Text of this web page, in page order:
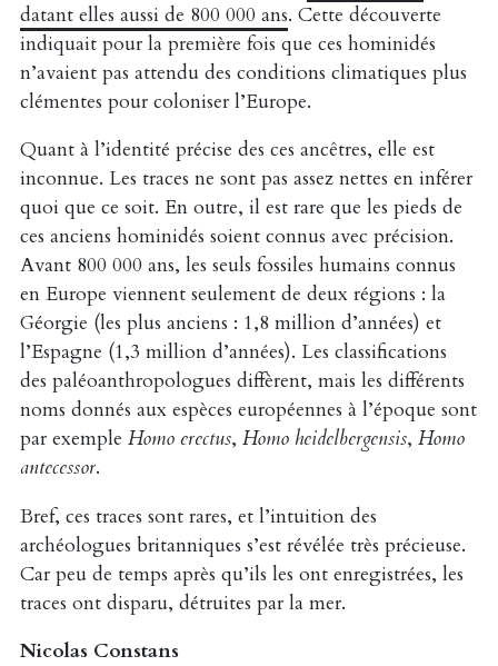
datant elles aussi de 800 000 ans. Cette découverte
indiquait pour la première fois que ces hominidés
n’avaient pas attendu des conditions climatiques plus
clémentes pour coloniser l’Europe.
Quant à l’identité précise des ces ancêtres, elle est
inconnue. Les traces ne sont pas assez nettes en inférer
quoi que ce soit. En outre, il est rare que les pieds de
ces anciens hominidés soient connus avec précision.
Avant 800 000 ans, les seuls fossiles humains connus
en Europe viennent seulement de deux régions : la
Géorgie (les plus anciens : 1,8 million d’années) et
l’Espagne (1,3 million d’années). Les classifications
des paléoanthropologues diffèrent, mais les différents
noms donnés aux espèces européennes à l’époque sont
par exemple Homo erectus, Homo heidelbergensis, Homo
antecessor.
Bref, ces traces sont rares, et l’intuition des
archéologues britanniques s’est révélée très précieuse.
Car peu de temps après qu’ils les ont enregistrées, les
traces ont disparu, détruites par la mer.
Nicolas Constans